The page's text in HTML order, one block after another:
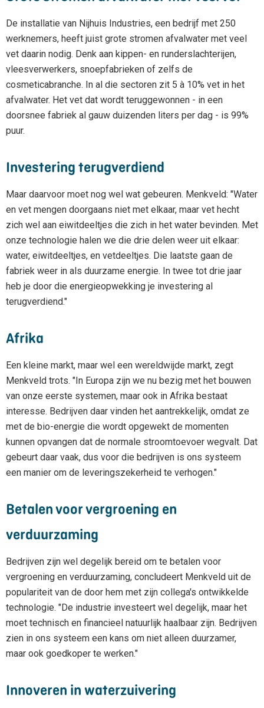
De installatie van Nijhuis Industries, een bedrijf met 250
werknemers, heeft juist grote stromen afvalwater met veel
vet daarin nodig. Denk aan kippen- en runderslachterijen,
vleesverwerkers, snoepfabrieken of zelfs de
cosmeticabranche. In al die sectoren zit 5 à 10% vet in het
afvalwater. Het vet dat wordt teruggewonnen - in een
doorsnee fabriek al gauw duizenden liters per dag - is 99%
puur.
Investering terugverdiend
Maar daarvoor moet nog wel wat gebeuren. Menkveld: "Water
en vet mengen doorgaans niet met elkaar, maar vet hecht
zich wel aan eiwitdeeltjes die zich in het water bevinden. Met
onze technologie halen we die drie delen weer uit elkaar:
water, eiwitdeeltjes, en vetdeeltjes. Die laatste gaan de
fabriek weer in als duurzame energie. In twee tot drie jaar
heb je door die energieopwekking je investering al
terugverdiend."
Afrika
Een kleine markt, maar wel een wereldwijde markt, zegt
Menkveld trots. "In Europa zijn we nu bezig met het bouwen
van onze eerste systemen, maar ook in Afrika bestaat
interesse. Bedrijven daar vinden het aantrekkelijk, omdat ze
met de bio-energie die wordt opgewekt de momenten
kunnen opvangen dat de normale stroomtoevoer wegvalt. Dat
gebeurt daar vaak, dus voor die bedrijven is ons systeem
een manier om de leveringszekerheid te verhogen."
Betalen voor vergroening en
verduurzaming
Bedrijven zijn wel degelijk bereid om te betalen voor
vergroening en verduurzaming, concludeert Menkveld uit de
populariteit van de door hem met zijn collega's ontwikkelde
technologie. "De industrie investeert wel degelijk, maar het
moet technisch en financieel natuurlijk haalbaar zijn. Bedrijven
zien in ons systeem een kans om niet alleen duurzamer,
maar ook goedkoper te werken."
Innoveren in waterzuivering